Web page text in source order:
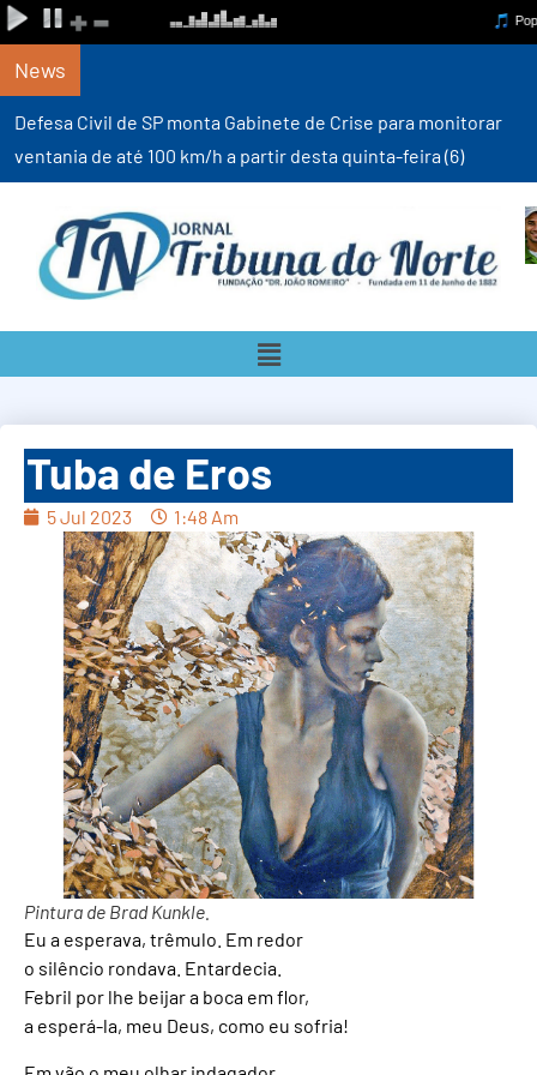
News
Defesa Civil de SP monta Gabinete de Crise para monitorar
ventania de até 100 km/h a partir desta quinta-feira (6)
Tuba de Eros
5 Jul 2023 1:48 Am
Pintura de Brad Kunkle.
Eu a esperava, trêmulo. Em redor
o silêncio rondava. Entardecia.
Febril por lhe beijar a boca em flor,
a esperá-la, meu Deus, como eu sofria!